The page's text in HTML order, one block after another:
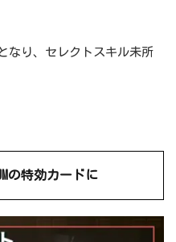
なり、セレクトスキル未所
の特効カードに